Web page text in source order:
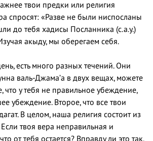
твои предки или религия
спросят: «Разве не были ниспосланы
до тебя хадисы Посланника (с.а.у.)
акыду, мы оберегаем себя.
есть много разных течений. Они
валь-Джама’а в двух вещах, можете
что у тебя не правильное убеждение,
убеждение. Второе, что все твои
В целом, наша религия состоит из
твоя вера неправильная и
от тебя остается? Вправду ли это так,